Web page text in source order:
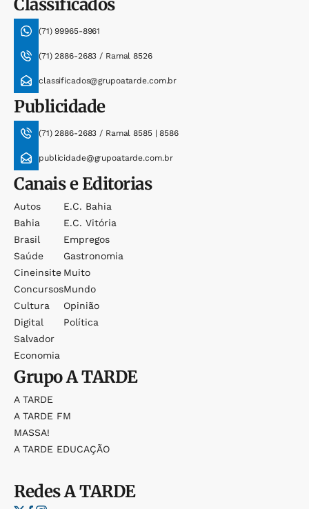
Classificados
(71) 99965-8961
(71) 2886-2683 / Ramal 8526
classificados@grupoatarde.com.br
Publicidade
(71) 2886-2683 / Ramal 8585 | 8586
publicidade@grupoatarde.com.br
Canais e Editorias
Autos
Bahia
Brasil
Saúde
Cineinsite
Concursos
Cultura
Digital
Salvador
Economia
E.c. Bahia
E.c. Vitória
Empregos
Gastronomia
Muito
Mundo
Opinião
Política
GrupoA TARDE
A TARDE
A TARDE FM
MASSA!
A TARDE EDUCAÇÃO
RedesA TARDE